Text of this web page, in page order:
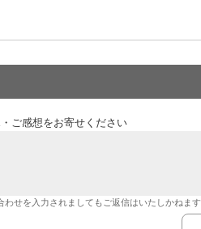
ご感想をお寄せください
わせを入力されましてもご返信はいたしかねます